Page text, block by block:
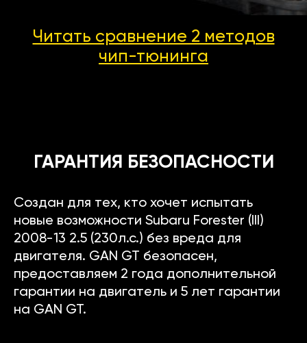
Читать сравнение 2 методов
чип-тюнинга
ГАРАНТИЯ БЕЗОПАСНОСТИ
Создан для тех, кто хочет испытать
новые возможности Subaru Forester (III)
2008-13 2.5 (230л.с.) без вреда для
двигателя. GAN GT безопасен,
предоставляем 2 года дополнительной
гарантии на двигатель и 5 лет гарантии
на GAN GT.